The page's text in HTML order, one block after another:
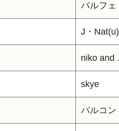
パルフェ
J・
niko and
skye
パルコン